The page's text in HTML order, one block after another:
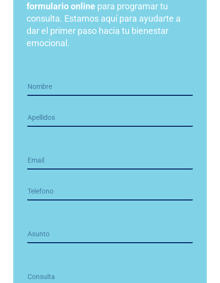
formulario onlinepara programar tu
consulta. Estamos aquí para ayudarte a
dar el primer paso hacia tu bienestar
emocional.